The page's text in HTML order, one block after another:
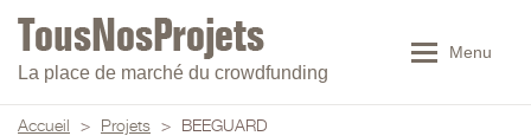
La place de marché du crowdfunding
Menu
Accueil > Projets > BEEGUARD